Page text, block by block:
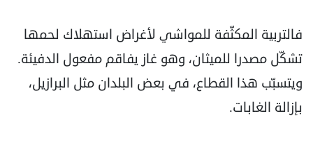
فالتربية المكثّفة للمواشي لأغراض استهلاك لحمها
تشكّل مصدرا للميثان، وهو غاز يفاقم مفعول الدفيئة.
ويتسبّب هذا القطاع، في بعض البلدان مثل البرازيل،
بإزالة الغابات.